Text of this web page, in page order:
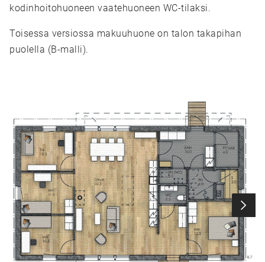
kodinhoitohuoneen vaatehuoneen WC-tilaksi.
Toisessa versiossa makuuhuone on talon takapihan
puolella (B-malli).